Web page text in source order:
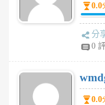
0.0
分
0
0.0